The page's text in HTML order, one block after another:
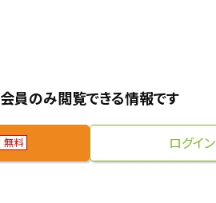
会員のみ閲覧できる情報です
無料 ログイン